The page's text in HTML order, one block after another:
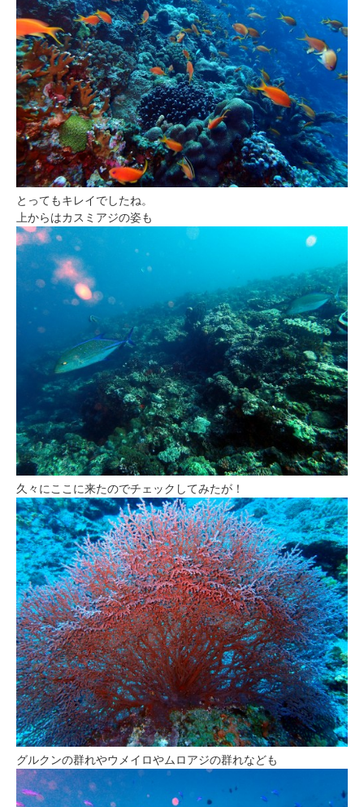
とってもキレイでしたね。
上からはカスミアジの姿も
久々にここに来たのでチェックしてみたが！
グルクンの群れやウメイロやムロアジの群れなども